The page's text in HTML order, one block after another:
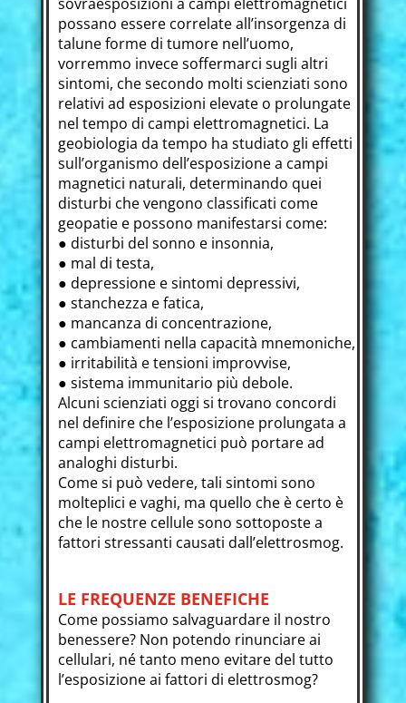
possano essere correlate all’insorgenza di
talune forme di tumore nell’uomo,
vorremmo invece soffermarci sugli altri
sintomi, che secondo molti scienziati sono
relativi ad esposizioni elevate o prolungate
nel tempo di campi elettromagnetici. La
geobiologia da tempo ha studiato gli effetti
sull’organismo dell’esposizione a campi
magnetici naturali, determinando quei
disturbi che vengono classificati come
geopatie e possono manifestarsi come:
● disturbi del sonno e insonnia,
● mal di testa,
● depressione e sintomi depressivi,
● stanchezza e fatica,
● mancanza di concentrazione,
● cambiamenti nella capacità mnemoniche,
● irritabilità e tensioni improvvise,
● sistema immunitario più debole.
Alcuni scienziati oggi si trovano concordi
nel definire che l’esposizione prolungata a
campi elettromagnetici può portare ad
analoghi disturbi.
Come si può vedere, tali sintomi sono
molteplici e vaghi, ma quello che è certo è
che le nostre cellule sono sottoposte a
fattori stressanti causati dall’elettrosmog.
LE FREQUENZE BENEFICHE
Come possiamo salvaguardare il nostro
benessere? Non potendo rinunciare ai
cellulari, né tanto meno evitare del tutto
l’esposizione ai fattori di elettrosmog?